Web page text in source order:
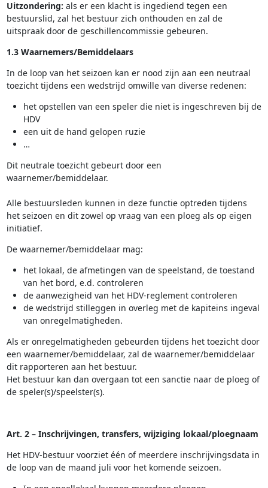
Uitzondering: als er een klacht is ingediend tegen een
bestuurslid, zal het bestuur zich onthouden en zal de
uitspraak door de geschillencommissie gebeuren.
1.3 Waarnemers/Bemiddelaars
In de loop van het seizoen kan er nood zijn aan een neutraal
toezicht tijdens een wedstrijd omwille van diverse redenen:
het opstellen van een speler die niet is ingeschreven bij de
HDV
een uit de hand gelopen ruzie
…
Dit neutrale toezicht gebeurt door een
waarnemer/bemiddelaar.
Alle bestuursleden kunnen in deze functie optreden tijdens
het seizoen en dit zowel op vraag van een ploeg als op eigen
initiatief.
De waarnemer/bemiddelaar mag:
het lokaal, de afmetingen van de speelstand, de toestand
van het bord, e.d. controleren
de aanwezigheid van het HDV-reglement controleren
de wedstrijd stilleggen in overleg met de kapiteins ingeval
van onregelmatigheden.
Als er onregelmatigheden gebeurden tijdens het toezicht door
een waarnemer/bemiddelaar, zal de waarnemer/bemiddelaar
dit rapporteren aan het bestuur.
Het bestuur kan dan overgaan tot een sanctie naar de ploeg of
de speler(s)/speelster(s).
Art. 2 – Inschrijvingen, transfers, wijziging lokaal/ploegnaam
Het HDV-bestuur voorziet één of meerdere inschrijvingsdata in
de loop van de maand juli voor het komende seizoen.